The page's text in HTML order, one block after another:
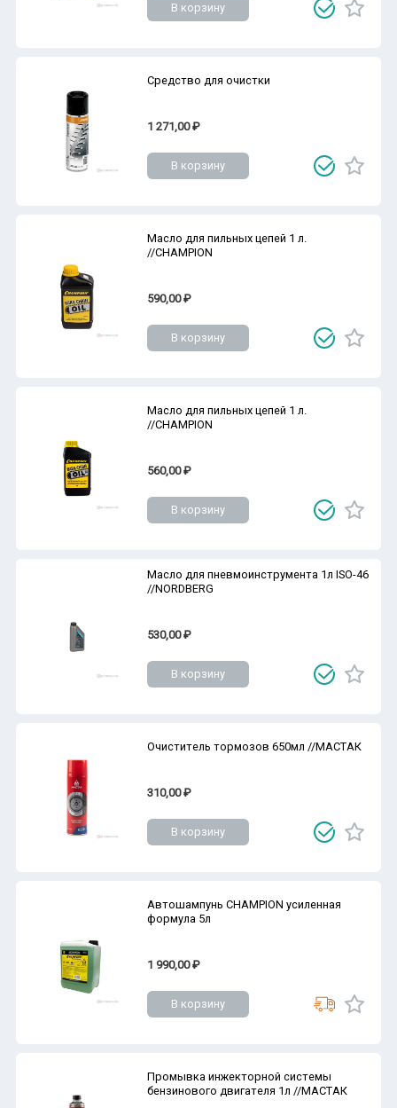
В корзину
Средство для очистки
1 271,00 ₽
В корзину
Масло для пильных цепей 1 л.
//CHAMPION
590,00 ₽
В корзину
Масло для пильных цепей 1 л.
//CHAMPION
560,00 ₽
В корзину
Масло для пневмоинструмента 1л ISO-46
//NORDBERG
530,00 ₽
В корзину
Очиститель тормозов 650мл //МАСТАК
310,00 ₽
В корзину
Автошампунь CHAMPION усиленная
формула 5л
1 990,00 ₽
В корзину
Промывка инжекторной системы
бензинового двигателя 1л //МАСТАК